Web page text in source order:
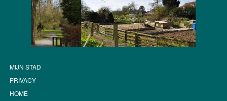
MIJN STAD
PRIVACY
HOME